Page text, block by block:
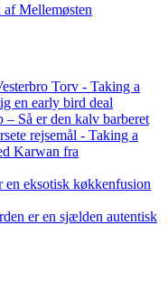
Mellemøsten
Torv - Taking a
en early bird deal
Så er den kalv barberet
rejsemål - Taking a
Karwan fra
en eksotisk køkkenfusion
er en sjælden autentisk